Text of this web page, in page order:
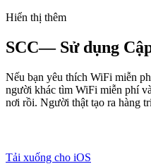
Hiển thị thêm
SCC— Sử dụng
Nếu bạn yêu thích WiFi miễn
người khác tìm WiFi miễn phí
nơi rồi. Người thật tạo ra hàng
Tải xuống cho iOS